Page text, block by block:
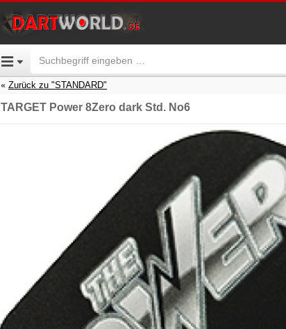
Zurück zu "STANDARD"
TARGET Power 8Zero dark Std. No6